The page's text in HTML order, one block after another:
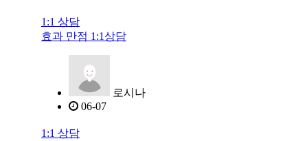
1:1 상담
효과 만점 1:1상담
로시나
06-07
1:1 상담